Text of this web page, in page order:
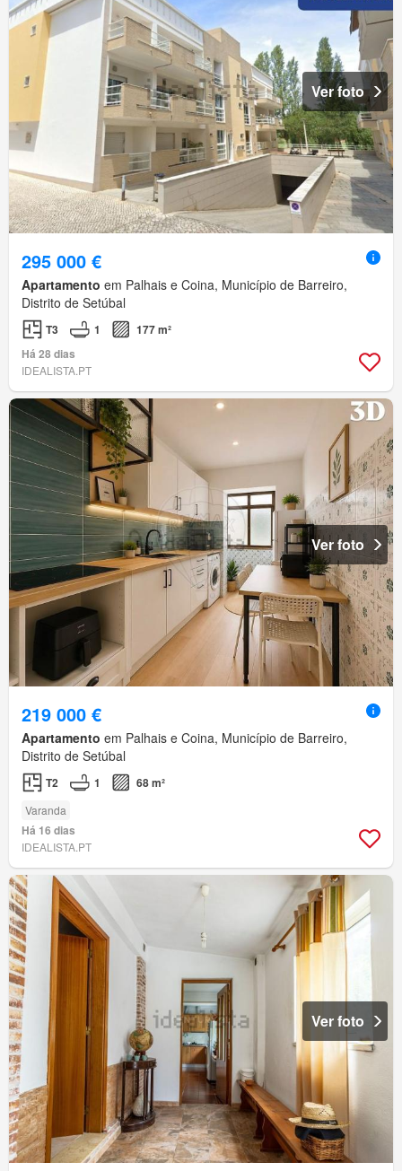
Ver foto
295 000 €
Apartamento em Palhais e Coina, Município de Barreiro,
Distrito de Setúbal
T3 1
177 m²
Há 28 dias
IDEALISTA.PT
Ver foto
219 000 €
Apartamento em Palhais e Coina, Município de Barreiro,
Distrito de Setúbal
T2 1 68 m²
Varanda
Há 16 dias
IDEALISTA.PT
Ver foto